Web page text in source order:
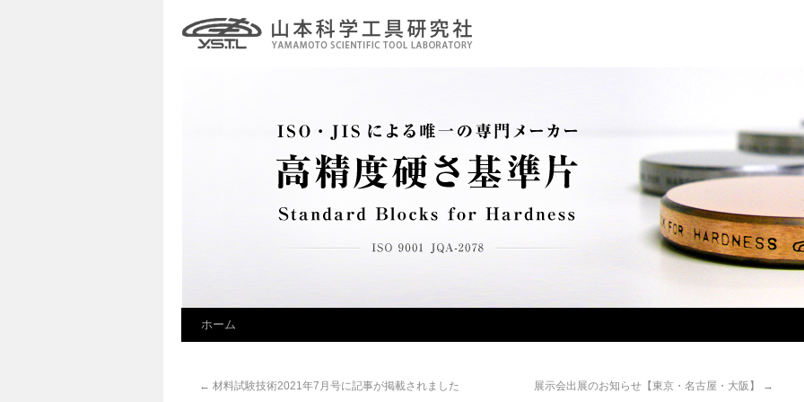
ホーム
← 材料試験技術2021年7月号に記事が掲載されました 展示会出展のお知らせ【東京・名古屋・大阪】 →